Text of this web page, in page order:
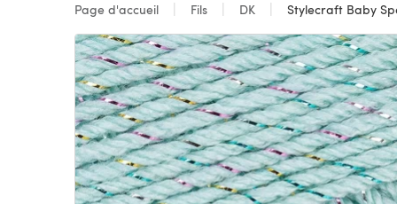
Page d'accueil Fils DK Stylecraft Baby